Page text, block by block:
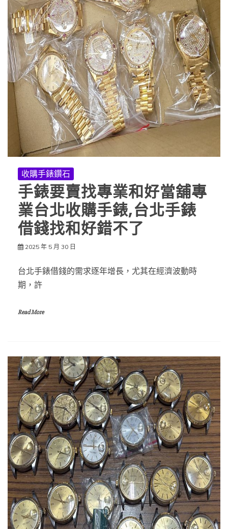
收購手錶鑽石
手錶要賣找專業和好當舖專
業台北收購手錶,台北手錶
借錢找和好錯不了
2025 年 5 月 30 日
台北手錶借錢的需求逐年增長，尤其在經濟波動時
期，許
Read More